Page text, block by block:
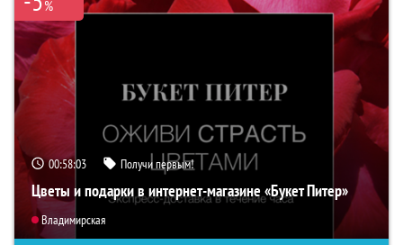
%
00:58:02 Получи первым!
Цветы и подарки в интернет-магазине «Букет Питер»
Владимирская